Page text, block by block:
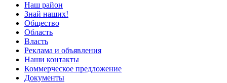
Наш район
Знай наших!
Общество
Область
Власть
Реклама и объявления
Наши контакты
Коммерческое предложение
Документы